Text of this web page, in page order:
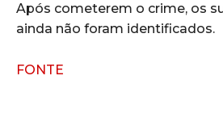
Após cometerem o crime, os
ainda não foram identificados.
FONTE